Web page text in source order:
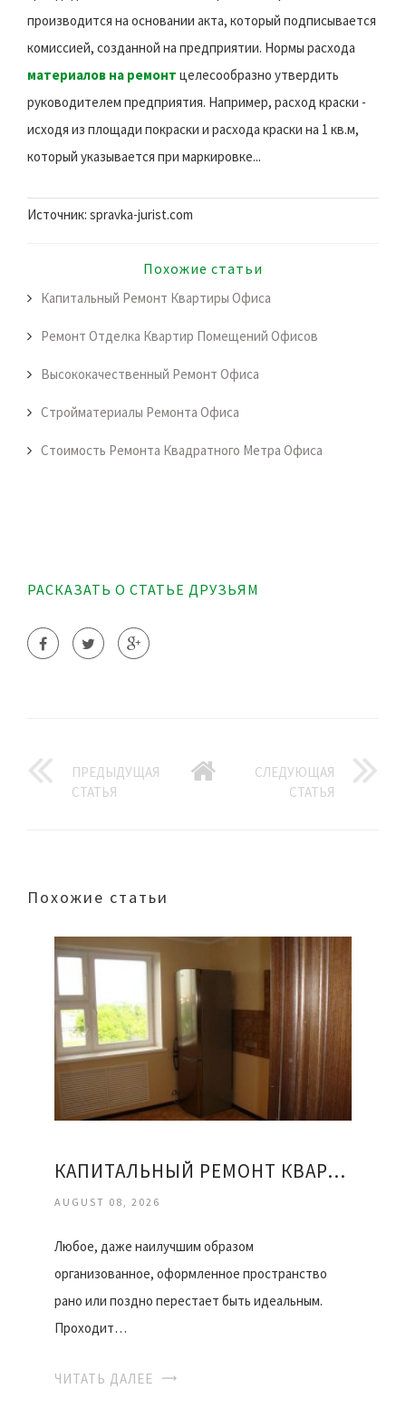
производится на основании акта, который подписывается
комиссией, созданной на предприятии. Нормы расхода
материалов на ремонт целесообразно утвердить
руководителем предприятия. Например, расход краски -
исходя из площади покраски и расхода краски на 1 кв.м,
который указывается при маркировке...
Источник: spravka-jurist.com
Похожие статьи
Капитальный Ремонт Квартиры Офиса
Ремонт Отделка Квартир Помещений Офисов
Высококачественный Ремонт Офиса
Стройматериалы Ремонта Офиса
Стоимость Ремонта Квадратного Метра Офиса
РАСКАЗАТЬ О СТАТЬЕ ДРУЗЬЯМ
ПРЕДЫДУЩАЯ
СТАТЬЯ
СЛЕДУЮЩАЯ
СТАТЬЯ
Похожие статьи
КАПИТАЛЬНЫЙ РЕМОНТ КВАРТИРЫ ОФИСА
AUGUST 08, 2026
Любое, даже наилучшим образом
организованное, оформленное пространство
рано или поздно перестает быть идеальным.
Проходит…
ЧИТАТЬ ДАЛЕЕ